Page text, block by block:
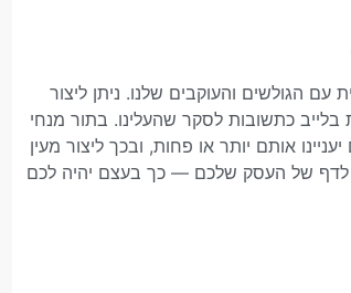
עם הגולשים והעוקבים שלנו. ניתן ליצור
בלייב כתשובות לסקר שהעלינו. בתור מנחי
אותם יותר או פחות, ובכך ליצור מעין
לדף של העסק שלכם — כך בעצם יהיה לכם